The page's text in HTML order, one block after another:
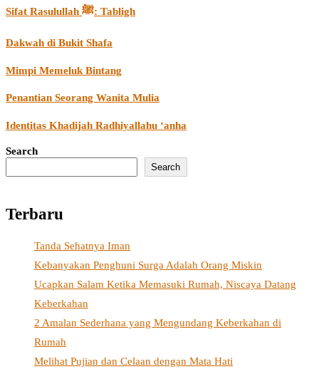
Sifat Rasulullah ﷺ: Tabligh
Dakwah di Bukit Shafa
Mimpi Memeluk Bintang
Penantian Seorang Wanita Mulia
Identitas Khadijah Radhiyallahu ‘anha
Search
Search
Terbaru
Tanda Sehatnya Iman
Kebanyakan Penghuni Surga Adalah Orang Miskin
Ucapkan Salam Ketika Memasuki Rumah, Niscaya Datang
Keberkahan
2 Amalan Sederhana yang Mengundang Keberkahan di
Rumah
Melihat Pujian dan Celaan dengan Mata Hati